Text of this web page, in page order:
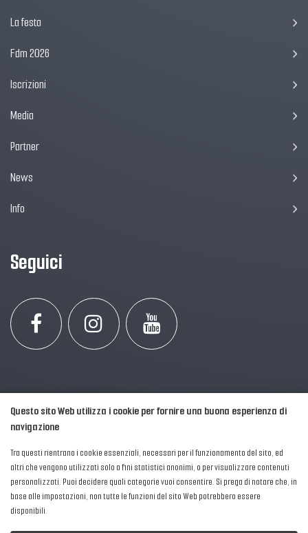
La festa
Fdm 2026
Iscrizioni
Media
Partner
News
Info
Seguici
2016-2026 © AIPFM - Festa della Musica Italia Tutti i Diritti Riservati.
Privacy Policy
| Cookies
Questo sito Web utilizza i cookie per fornire una buona esperienza di
navigazione
Tra questi rientrano i cookie essenziali, necessari per il funzionamento del sito, ed
altri che vengono utilizzati solo a fini statistici anonimi, o per visualizzare contenuti
personalizzati. Puoi decidere quali categorie vuoi consentire. Si prega di notare che, in
base alle impostazioni, non tutte le funzioni del sito Web potrebbero essere
disponibili.